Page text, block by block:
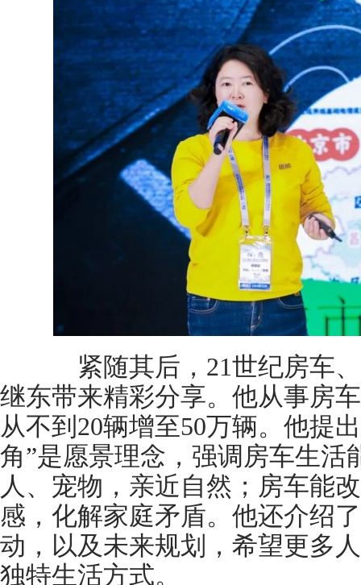
紧随其后，21世纪房车、
继东带来精彩分享。他从事房
从不到20辆增至50万辆。他提
角”是愿景理念，强调房车生活
人、宠物，亲近自然；房车能
感，化解家庭矛盾。他还介绍
动，以及未来规划，希望更多
独特生活方式。